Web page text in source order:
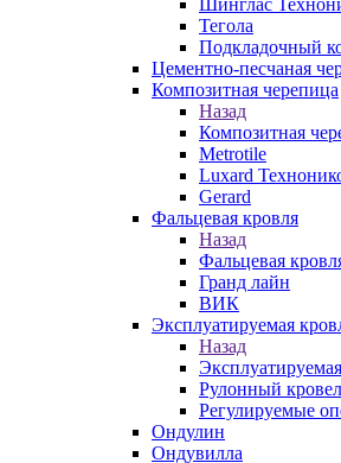
Шинглас
Тегола
Подкладочный
Цементно-песчаная
Композитная черепица
Назад
Композитная
Metrotile
Luxard
Gerard
Фальцевая кровля
Назад
Фальцевая
Гранд лайн
ВИК
Эксплуатируемая
Назад
Рулонный
Регулируемые
Ондулин
Ондувилла